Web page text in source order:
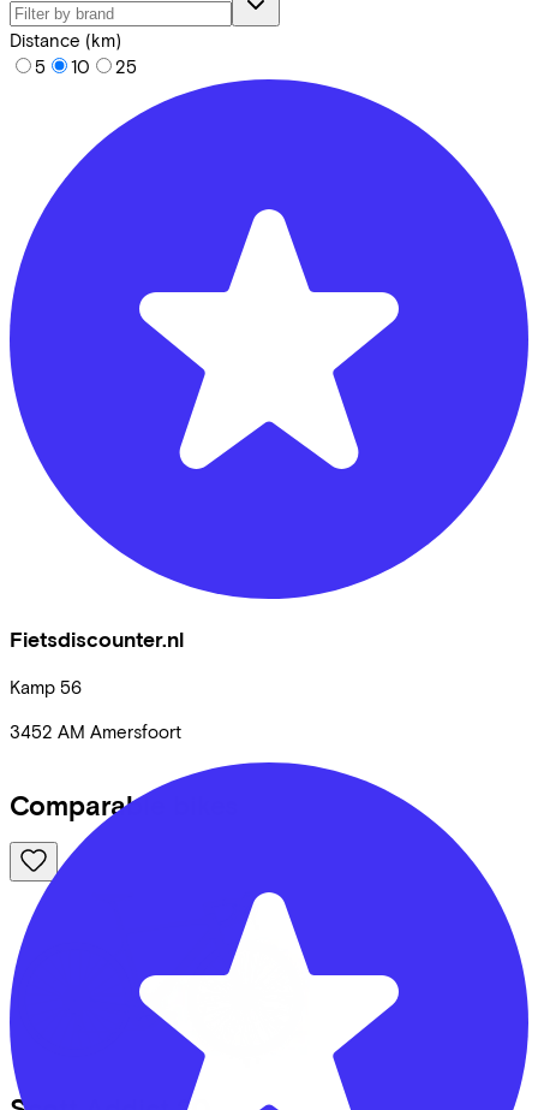
Distance (km)
5
10 25
Fietsdiscounter.nl
Kamp 56
3452 AM Amersfoort
Comparable bikes